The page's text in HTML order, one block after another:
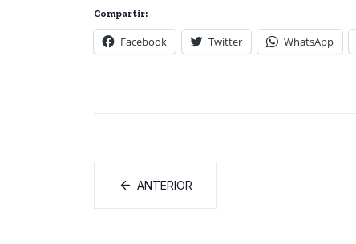
Compartir:
Facebook Twitter WhatsApp
ANTERIOR